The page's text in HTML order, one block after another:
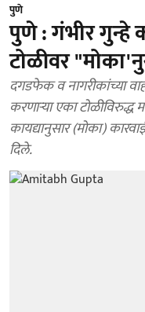
पुणे
पुणे : गंभीर गुन्हे
टोळीवर
दगडफेक व नागरीकांच्या
करणाऱ्या एका टोळीविरुद्ध
कायद्यानुसार (मोका)
दिले.